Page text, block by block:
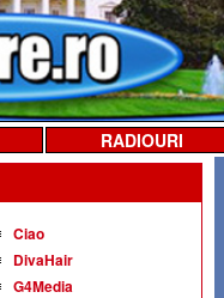
RADIOURI
Ciao
DivaHair
G4Media